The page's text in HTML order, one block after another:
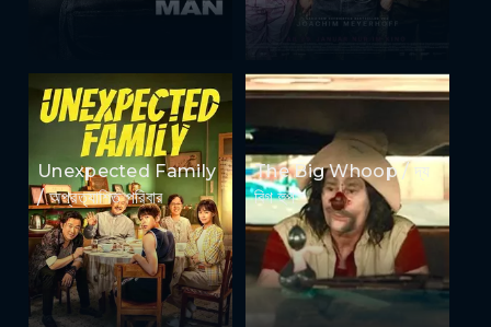
Unexpected Family
/ অপ্রত্যাশিত পরিবার
The Big Whoop / দ্য
বিগ হুপ